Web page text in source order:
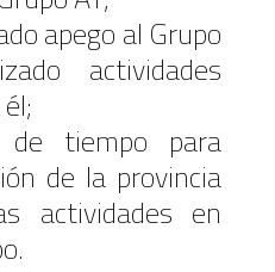
apego al Grupo
actividades
de tiempo para
de la provincia
actividades en